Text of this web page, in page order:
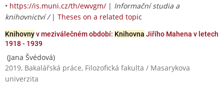
• https://is.muni.cz/th/ewvgm/ | Informační studia a
knihovnictví / | Theses on a related topic
Knihovnyv meziválečném období: Knihovna Jiřího Mahena v letech
1918 - 1939
(Jana Švédová)
2019, Bakalářská práce, Filozofická fakulta / Masarykova
univerzita